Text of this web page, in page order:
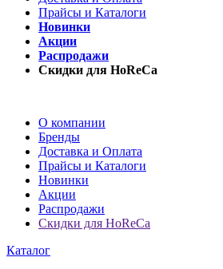
Прайсы и Каталоги
Новинки
Акции
Распродажи
Скидки для HoReCa
О компании
Бренды
Доставка и Оплата
Прайсы и Каталоги
Новинки
Акции
Распродажи
Скидки для HoReCa
Каталог